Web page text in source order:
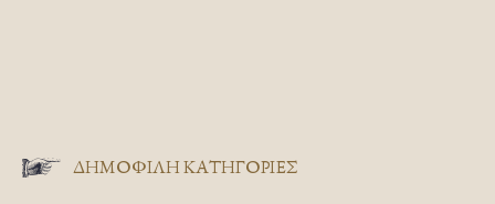
ΔΗΜΟΦΙΛΗ ΚΑΤΗΓΟΡΙΕΣ